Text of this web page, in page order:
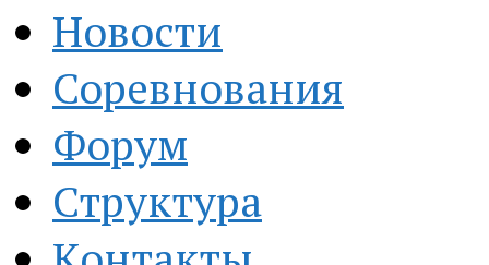
Новости
Соревнования
Форум
Структура